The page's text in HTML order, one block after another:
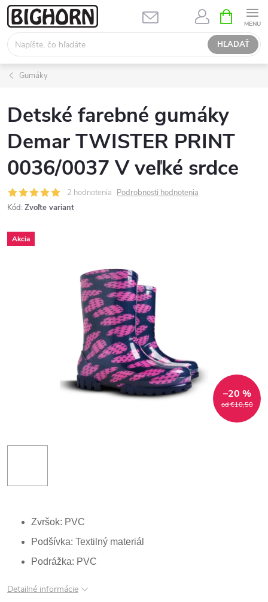
Prejsť
na
obsah
HĽADAŤ
KOŠÍK
Gumáky
Detské farebné gumáky
Demar TWISTER PRINT
0036/0037 V veľké srdce
2 hodnotenia Podrobnosti hodnotenia
Kód: Zvoľte variant
Akcia
od €10,50
–20 %
Zvršok: PVC
Podšívka: Textilný materiál
Podrážka: PVC
Detailné informácie